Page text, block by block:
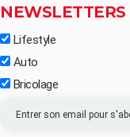
NEWSLETTERS
Lifestyle
Auto
Bricolage